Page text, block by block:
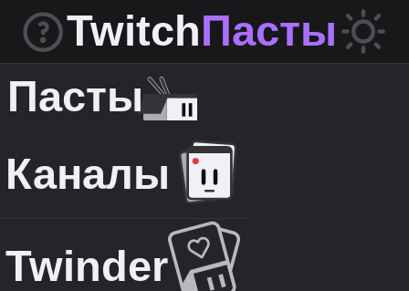
TwitchПасты
Пасты
Каналы
Twinder